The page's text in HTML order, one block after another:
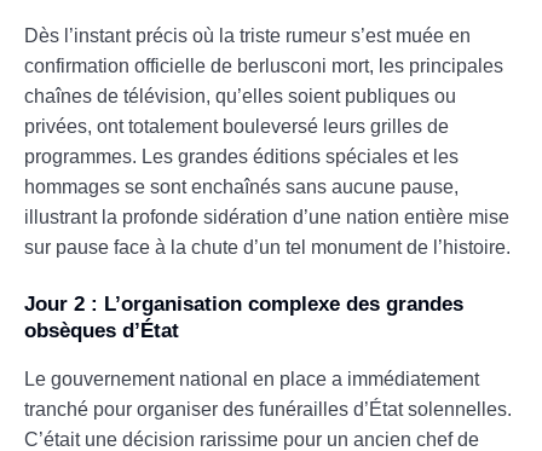
Dès l’instant précis où la triste rumeur s’est muée en
confirmation officielle de berlusconi mort, les principales
chaînes de télévision, qu’elles soient publiques ou
privées, ont totalement bouleversé leurs grilles de
programmes. Les grandes éditions spéciales et les
hommages se sont enchaînés sans aucune pause,
illustrant la profonde sidération d’une nation entière mise
sur pause face à la chute d’un tel monument de l’histoire.
Jour 2 : L’organisation complexe des grandes
obsèques d’État
Le gouvernement national en place a immédiatement
tranché pour organiser des funérailles d’État solennelles.
C’était une décision rarissime pour un ancien chef de